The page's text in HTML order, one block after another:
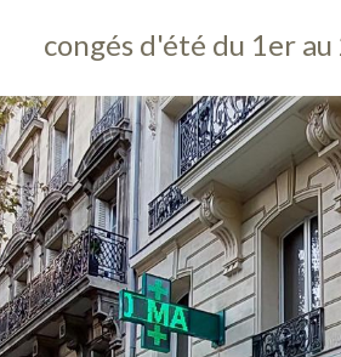
congés d'été du 1er